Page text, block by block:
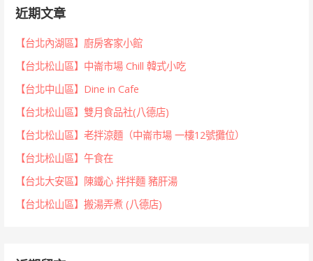
近期文章
【台北內湖區】廚房客家小館
【台北松山區】中崙市場 Chill 韓式小吃
【台北中山區】Dine in Cafe
【台北松山區】雙月食品社(八德店)
【台北松山區】老拌涼麵（中崙市場 一樓12號攤位）
【台北松山區】午食在
【台北大安區】陳鐵心 拌拌麵 豬肝湯
【台北松山區】搬湯弄煮 (八德店)